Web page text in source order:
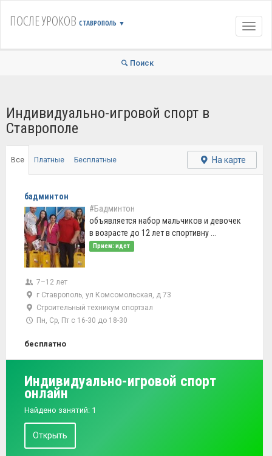
ПОСЛЕ УРОКОВ СТАВРОПОЛЬ ▼
Поиск
Индивидуально-игровой спорт в
Ставрополе
Все Платные Бесплатные На карте
бадминтон
#Бадминтон
объявляется набор мальчиков и девочек
в возрасте до 12 лет в спортивну ...
Прием: идет
7–12 лет
г Ставрополь, ул Комсомольская, д 73
Строительный техникум спортзал
Пн, Ср, Пт с 16-30 до 18-30
бесплатно
Индивидуально-игровой спорт
онлайн
Найдено занятий: 1
Открыть